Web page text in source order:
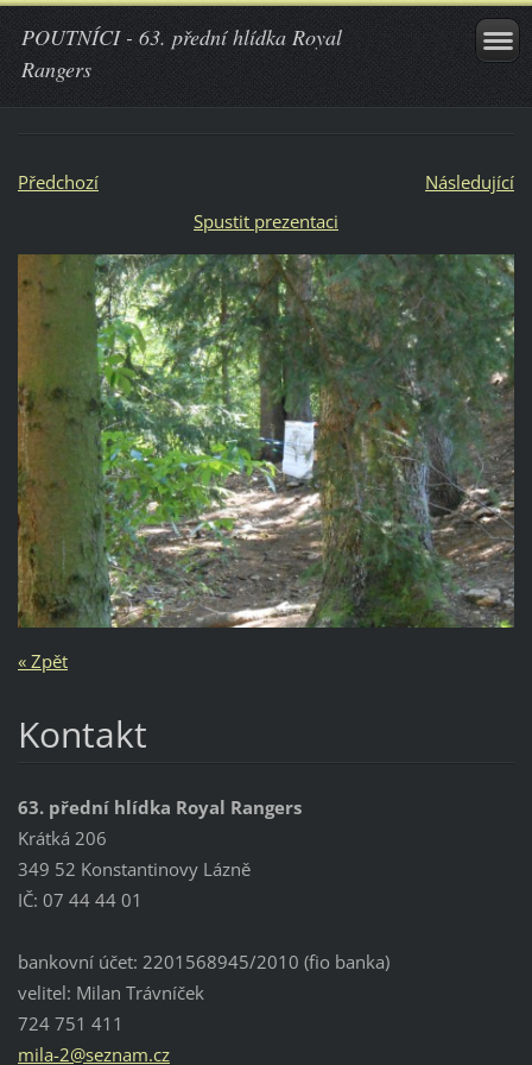
POUTNÍCI - 63. přední hlídka Royal
Rangers
Předchozí
Následující
Spustit prezentaci
« Zpět
Kontakt
63. přední hlídka Royal Rangers
Krátká 206
349 52 Konstantinovy Lázně
IČ: 07 44 44 01
bankovní účet: 2201568945/2010 (fio banka)
velitel: Milan Trávníček
724 751 411
mila-2@seznam.cz